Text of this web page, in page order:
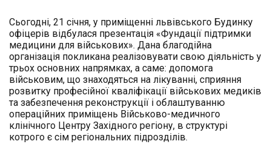
Сьогодні, 21 січня, у приміщенні львівського Будинку
офіцерів відбулася презентація «Фундації підтримки
медицини для військових». Дана благодійна
організація покликана реалізовувати свою діяльність у
трьох основних напрямках, а саме: допомога
військовим, що знаходяться на лікуванні, сприяння
розвитку професійної кваліфікації військових медиків
та забезпечення реконструкції і облаштуванню
операційних приміщень Військово-медичного
клінічного Центру Західного регіону, в структурі
котрого є сім регіональних підрозділів.